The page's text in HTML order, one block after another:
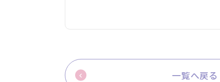
一覧へ戻る